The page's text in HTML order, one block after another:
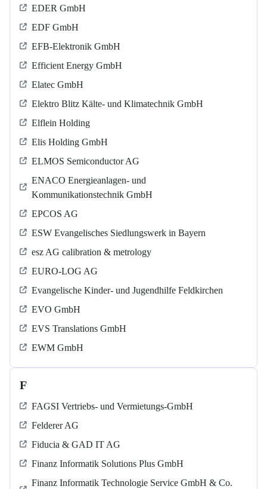
EDER GmbH
EDF GmbH
EFB-Elektronik GmbH
Efficient Energy GmbH
Elatec GmbH
Elektro Blitz Kälte- und Klimatechnik GmbH
Elflein Holding
Elis Holding GmbH
ELMOS Semiconductor AG
ENACO Energieanlagen- und
Kommunikationstechnik GmbH
EPCOS AG
ESW Evangelisches Siedlungswerk in Bayern
esz AG calibration & metrology
EURO-LOG AG
Evangelische Kinder- und Jugendhilfe Feldkirchen
EVO GmbH
EVS Translations GmbH
EWM GmbH
F
FAGSI Vertriebs- und Vermietungs-GmbH
Felderer AG
Fiducia & GAD IT AG
Finanz Informatik Solutions Plus GmbH
Finanz Informatik Technologie Service GmbH & Co.